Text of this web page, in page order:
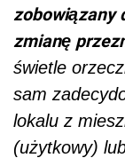
zobowiązany
zmianę
świetle
sam
lokalu z
(użytkowy)